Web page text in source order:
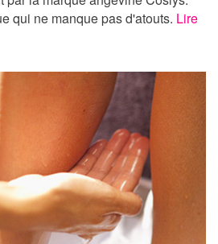
qui ne manque pas d'atouts. Lire